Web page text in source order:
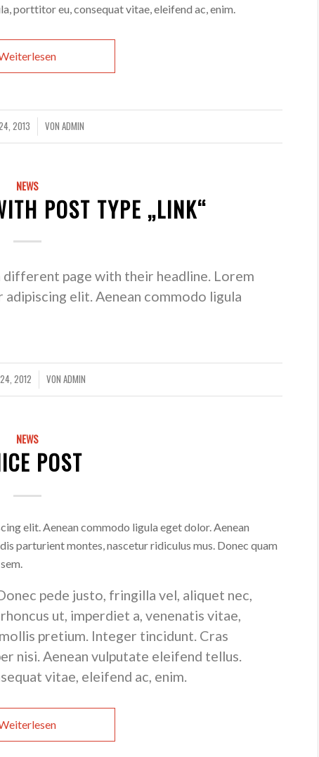
porttitor eu, consequat vitae, eleifend ac, enim.
2013 VON ADMIN
NEWS
POST TYPE „LINK“
page with their headline. Lorem
elit. Aenean commodo ligula
2012 VON ADMIN
NEWS
POST
elit. Aenean commodo ligula eget dolor. Aenean
parturient montes, nascetur ridiculus mus. Donec quam
pede justo, fringilla vel, aliquet nec,
ut, imperdiet a, venenatis vitae,
pretium. Integer tincidunt. Cras
nisi. Aenean vulputate eleifend tellus.
vitae, eleifend ac, enim.